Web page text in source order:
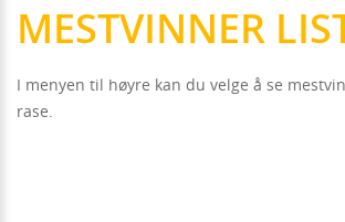
MESTVINNER
I menyen til høyre kan du velge å se
rase.